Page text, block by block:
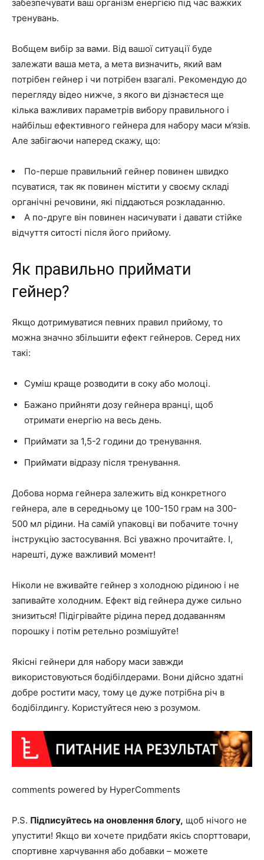
забезпечувати ваш організм енергією під час важких
тренувань.
Вобщем вибір за вами. Від вашої ситуації буде
залежати ваша мета, а мета визначить, який вам
потрібен гейнер і чи потрібен взагалі. Рекомендую до
перегляду відео нижче, з якого ви дізнаєтеся ще
кілька важливих параметрів вибору правильного і
найбільш ефективного гейнера для набору маси м’язів.
Але забігаючи наперед скажу, що:
По-перше правильний гейнер повинен швидко
псуватися, так як повинен містити у своєму складі
органічні речовини, які піддаються розкладанню.
А по-друге він повинен насичувати і давати стійке
відчуття ситості після його прийому.
Як правильно приймати
гейнер?
Якщо дотримуватися певних правил прийому, то
можна значно збільшити ефект гейнеров. Серед них
такі:
Суміш краще розводити в соку або молоці.
Бажано прийняти дозу гейнера вранці, щоб
отримати енергію на весь день.
Приймати за 1,5-2 години до тренування.
Приймати відразу після тренування.
Добова норма гейнера залежить від конкретного
гейнера, але в середньому це 100-150 грам на 300-
500 мл рідини. На самій упаковці ви побачите точну
інструкцію застосування. Всі уважно прочитайте. І,
нарешті, дуже важливий момент!
Ніколи не вживайте гейнер з холодною рідиною і не
запивайте холодним. Ефект від гейнера дуже сильно
знизиться! Підігрівайте рідина перед додаванням
порошку і потім ретельно розмішуйте!
Якісні гейнери для набору маси завжди
використовуються бодібілдерами. Вони дійсно здатні
добре ростити масу, тому це дуже потрібна річ в
бодібілдингу. Користуйтеся нею з розумом.
comments powered by HyperComments
P.S. Підписуйтесь на оновлення блогу, щоб нічого не
упустити! Якщо ви хочете придбати якісь спорттовари,
спортивне харчування або добавки – можете